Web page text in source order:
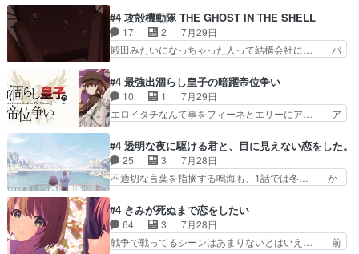
見始めてたけどなんだかん… いきなりシリアス展
開ぶち込んでくるじゃん… 春希の家庭事情は複
雑。食事とか隼人が親身…
グを更新しました!!宜しければ、是非… 計画通り
にはいかないね笑やり遂げた(ほぼ… 今回もター
ニャに不都合なことがあったりし… 白髪の男性が
語った家族を失った喪無感が、… 連邦に対して有
油を注ぐターニャの勝利軍… 犠牲を払っても良い
ならお前たちが前線へ行… 戦闘がアッサリし過ぎ
じゃない？戦争がメイ…
#4 攻殻機動隊 THE GHOST IN THE SHELL
17 2
7月29日
殿田みたいになっちゃった人って結構会社に… バ
見た目もうただのロボでしかないんだよ… 俺らの
汗拭きそりゃいやだろwwバトー＆ト… イノセン
スの元となった回だけど、ガイノイ… アダム・リ
ンクやジェイムスン(教授)型サ… アンドロイドも
センスの土台になったエピ… コミカルなのにも慣
れてきました。１話でし… ロボットの反乱は今と
なっては良くある話し…
#4 最強出涸らし皇子の暗躍帝位争い
10 1
7月29日
エロイタチなんて事をフィーネとエリーにア… ア
スターを呼ぶ笛？黒幕は狩猟祭とは関係… 平凡な
少女に見える眼鏡w眼鏡属性は持ち合… 神アニ
メ、ケテーイ！「騎士狩猟祭、前夜の… フィーネ
がアルノルトに活躍してもらいたが… 第４話を
とフィーネの２度目のデート出… マジできな臭い
ぞ帝位争い。姉からの刺客を… ふぃーねと町の様
子を見に行ったら町中で窃…
#4 透明な夜に駆ける君と、目に見えない恋をした。
25 3
7月28日
不適切な言葉を指摘する鳴海も、1話では冬… か
接していいのかわからず戸惑うかけるも… 盲目だ
と相手の表情も分からないからどう思… 今期のバ
ックナンバーみたいなOPアニメ。… 初デートで
冬月を笑わせようとする姿も冬月… 特に大きな事
#4 きみが死ぬまで恋をしたい
64 3
7月28日
戦争で戦ってるシーンはあまりないとはいえ… 前